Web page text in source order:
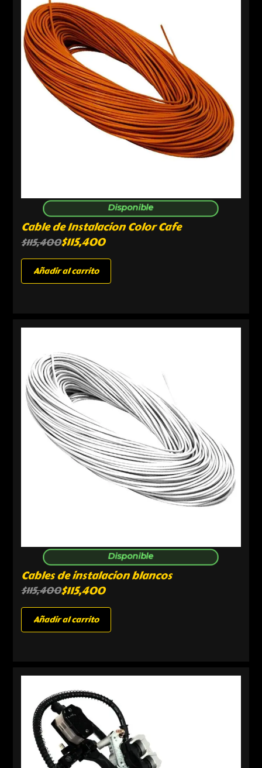
Disponible
Cable de Instalacion Color Cafe
$115,400$115,400
Añadir al carrito
Disponible
Cables de instalacion blancos
$115,400$115,400
Añadir al carrito